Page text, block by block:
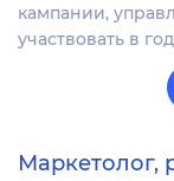
кампании,
участвовать в
Маркетолог,